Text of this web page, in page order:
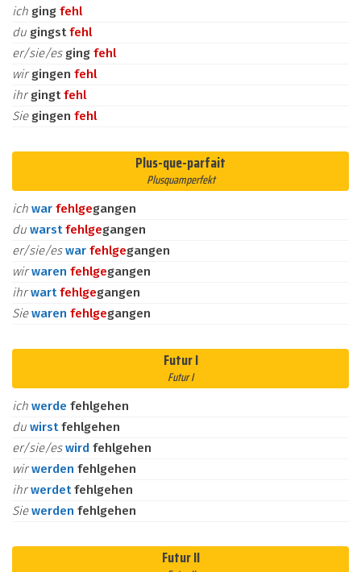
ich ging fehl
du gingstfehl
er/sie/es ging fehl
wirgingen fehl
ihrgingtfehl
Sie gingen fehl
Plus-que-parfait
Plusquamperfekt
ich war fehlgegangen
du warstfehlgegangen
er/sie/eswar fehlgegangen
wirwaren fehlgegangen
ihrwartfehlgegangen
Siewaren fehlgegangen
Futur I
Futur I
ich werde fehlgehen
du wirstfehlgehen
er/sie/eswird fehlgehen
wirwerden fehlgehen
ihrwerdetfehlgehen
Siewerden fehlgehen
Futur II